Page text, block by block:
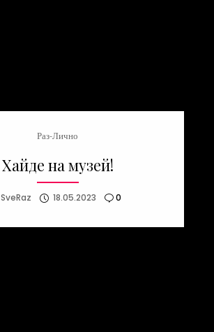
Раз-Лично
Хайде на музей!
SveRaz 18.05.2023 0